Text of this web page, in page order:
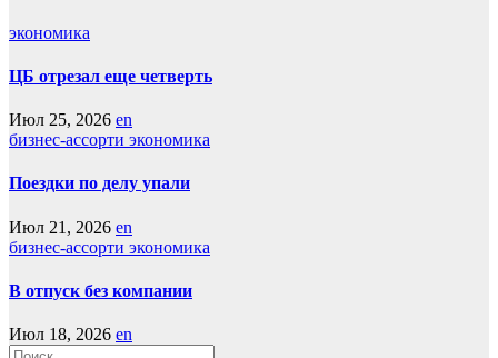
экономика
ЦБ отрезал еще четверть
Июл 25, 2026 en
бизнес-ассорти экономика
Поездки по делу упали
Июл 21, 2026 en
бизнес-ассорти экономика
В отпуск без компании
Июл 18, 2026 en